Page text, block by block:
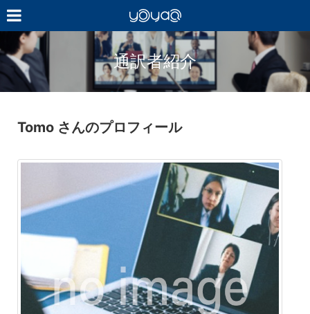
YOYAQ（予
訳）
通訳者紹介
Tomo さんのプロフィール